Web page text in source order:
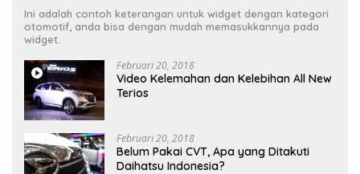
Ini adalah contoh keterangan untuk widget dengan kategori
otomotif, anda bisa dengan mudah memasukkannya pada
widget.
Februari 20, 2018
Video Kelemahan dan Kelebihan All New
Terios
Februari 20, 2018
Belum Pakai CVT, Apa yang Ditakuti
Daihatsu Indonesia?